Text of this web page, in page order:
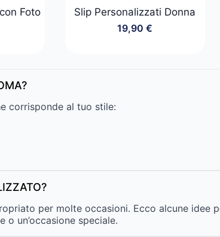
Foto
Slip Personalizzati Donna
19,90€
corrisponde al tuo stile:
per molte occasioni. Ecco alcune idee
o un’occasione speciale.